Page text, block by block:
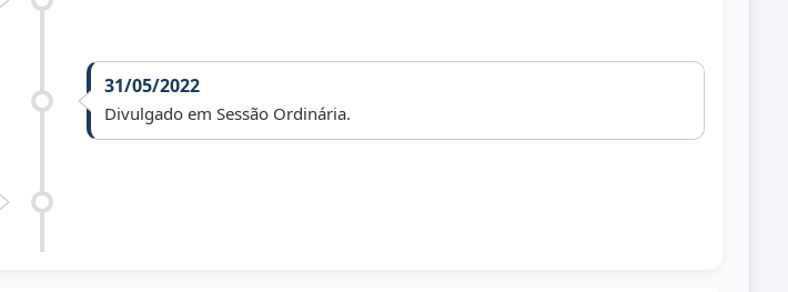
31/05/2022
Divulgado em Sessão Ordinária.